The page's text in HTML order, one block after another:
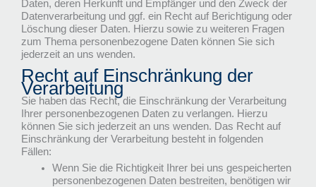
Daten, deren Herkunft und Empfänger und den Zweck der
Datenverarbeitung und ggf. ein Recht auf Berichtigung oder
Löschung dieser Daten. Hierzu sowie zu weiteren Fragen
zum Thema personenbezogene Daten können Sie sich
jederzeit an uns wenden.
Recht auf Einschränkung der
Verarbeitung
Sie haben das Recht, die Einschränkung der Verarbeitung
Ihrer personenbezogenen Daten zu verlangen. Hierzu
können Sie sich jederzeit an uns wenden. Das Recht auf
Einschränkung der Verarbeitung besteht in folgenden
Fällen:
Wenn Sie die Richtigkeit Ihrer bei uns gespeicherten
personenbezogenen Daten bestreiten, benötigen wir